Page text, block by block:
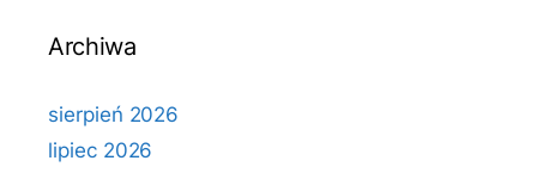
Archiwa
sierpień 2026
lipiec 2026